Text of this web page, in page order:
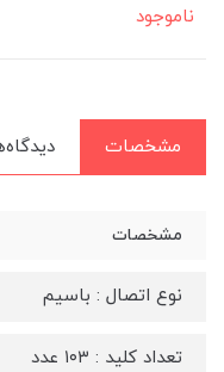
ناموجود
مشخصات
مشخصات
نوع اتصال : باسیم
تعداد کلید : ۱۰۳ عدد